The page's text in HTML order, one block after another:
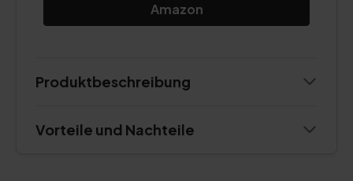
Amazon
Produktbeschreibung
Vorteile und Nachteile